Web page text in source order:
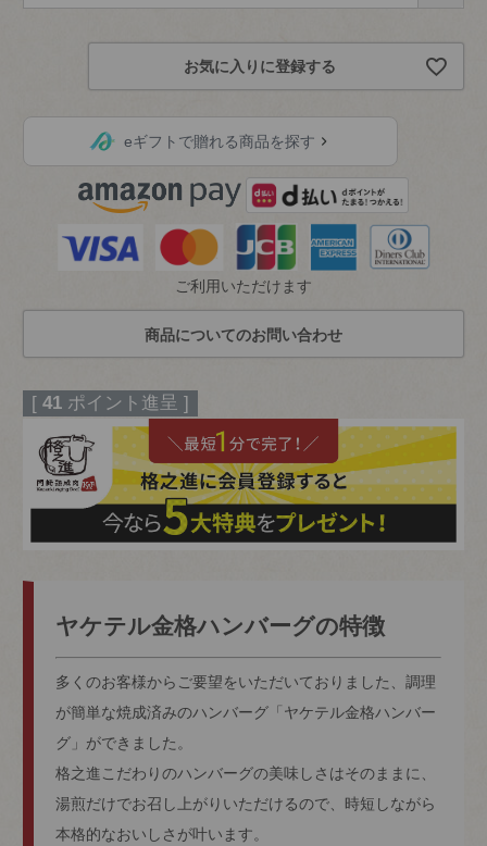
お気に入りに登録する
eギフトで贈れる商品を探す
ご利用いただけます
[ 41 ポイント進呈 ]
ヤケテル金格ハンバーグの特徴
多くのお客様からご要望をいただいておりました、調理
が簡単な焼成済みのハンバーグ「ヤケテル金格ハンバー
グ」ができました。
格之進こだわりのハンバーグの美味しさはそのままに、
湯煎だけでお召し上がりいただけるので、時短しながら
本格的なおいしさが叶います。